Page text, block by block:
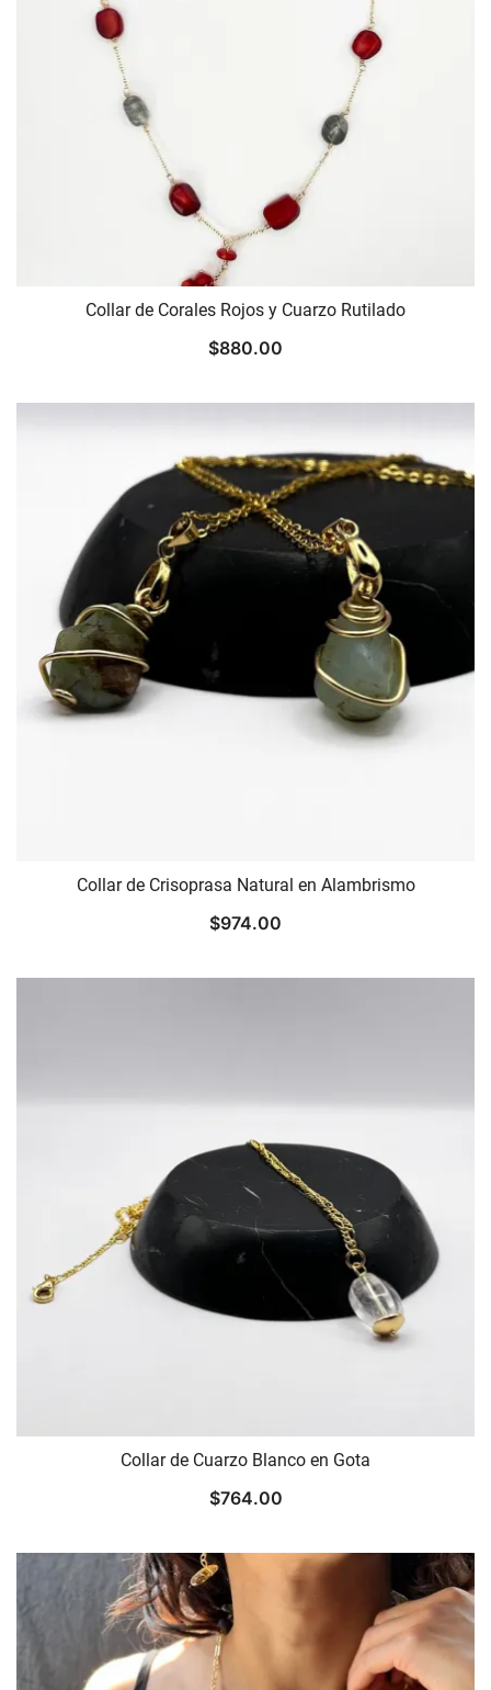
Collar de Corales Rojos y Cuarzo Rutilado
$880.00
Collar de Crisoprasa Natural en Alambrismo
$974.00
Collar de Cuarzo Blanco en Gota
$764.00